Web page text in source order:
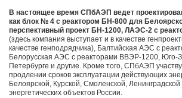
В настоящее время СПбАЭП ведет
как блок № 4 с реактором БН-800 для
перспективный проект БН-1200, ЛАЭС-2 с
(здесь компания выступает и в качестве
качестве генподрядчика), Балтийская АЭС с
Белорусская АЭС с реакторами ВВЭР-1200, Юго-
Петербурге и другие. Кроме того, СПбАЭП
продлении сроков эксплуатации действующих
Белоярской, Курской, Смоленской,
энергетических объектов России.